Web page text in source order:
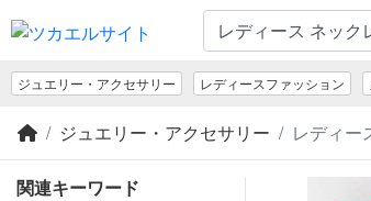
ジュエリー・アクセサリー レディースファッション
ジュエリー・アクセサリー レディー
関連キーワード